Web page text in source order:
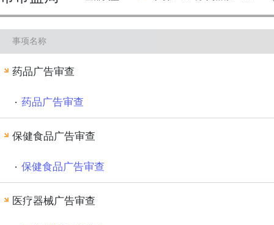
市农业农村局 市档案局
市体育局
市财政局
市教育局 市工信局
事项名称
药品广告审查
药品广告审查
保健食品广告审查
保健食品广告审查
医疗器械广告审查